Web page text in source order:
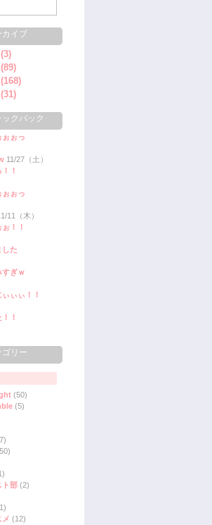
カイブ
クバック
ぉぉっ
11/27（土）
！
ぉぉっ
11（木）
！！
した
すぎｗ
ぃぃ！！
！
ゴリー
(50)
(5)
ト部 (2)
メ (12)